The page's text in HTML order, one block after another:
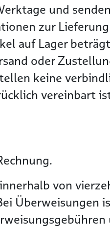
und
zur
auf Lager
oder
keine
vereinbart
von
Überweisungen